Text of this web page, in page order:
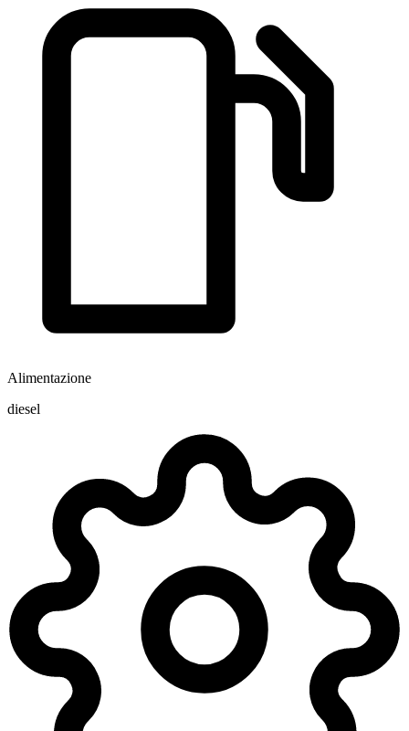
Alimentazione
diesel